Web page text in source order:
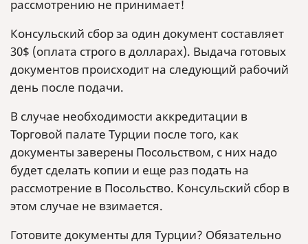
рассмотрению не принимает!
Консульский сбор за один документ составляет
30$ (оплата строго в долларах). Выдача готовых
документов происходит на следующий рабочий
день после подачи.
В случае необходимости аккредитации в
Торговой палате Турции после того, как
документы заверены Посольством, с них надо
будет сделать копии и еще раз подать на
рассмотрение в Посольство. Консульский сбор в
этом случае не взимается.
Готовите документы для Турции? Обязательно